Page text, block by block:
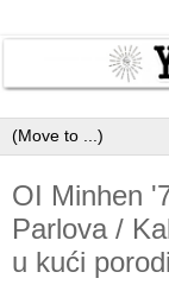
OI Minhen
Parlova /
u kući